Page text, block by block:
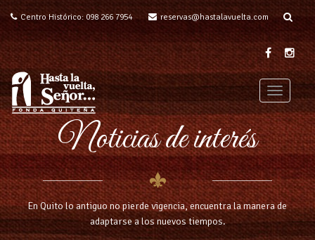
Centro Histórico: 098 266 7954 reservas@hastalavuelta.com
T
o
g
g
l
e
n
a
v
Noticias de interés
En Quito lo antiguo no pierde vigencia, encuentra la manera de
adaptarse a los nuevos tiempos.